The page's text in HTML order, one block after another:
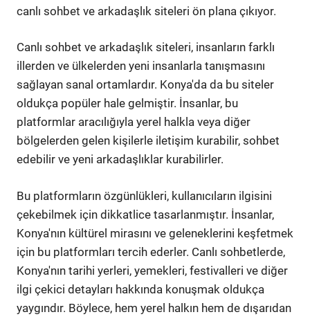
canlı sohbet ve arkadaşlık siteleri ön plana çıkıyor.
Canlı sohbet ve arkadaşlık siteleri, insanların farklı
illerden ve ülkelerden yeni insanlarla tanışmasını
sağlayan sanal ortamlardır. Konya'da da bu siteler
oldukça popüler hale gelmiştir. İnsanlar, bu
platformlar aracılığıyla yerel halkla veya diğer
bölgelerden gelen kişilerle iletişim kurabilir, sohbet
edebilir ve yeni arkadaşlıklar kurabilirler.
Bu platformların özgünlükleri, kullanıcıların ilgisini
çekebilmek için dikkatlice tasarlanmıştır. İnsanlar,
Konya'nın kültürel mirasını ve geleneklerini keşfetmek
için bu platformları tercih ederler. Canlı sohbetlerde,
Konya'nın tarihi yerleri, yemekleri, festivalleri ve diğer
ilgi çekici detayları hakkında konuşmak oldukça
yaygındır. Böylece, hem yerel halkın hem de dışarıdan